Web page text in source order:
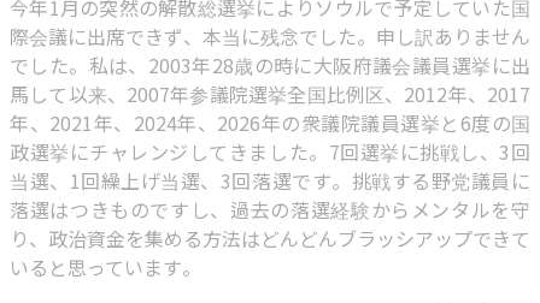
今年1月の突然の解散総選挙によりソウルで予定していた国
際会議に出席できず、本当に残念でした。申し訳ありません
でした。私は、2003年28歳の時に大阪府議会議員選挙に出
馬して以来、2007年参議院選挙全国比例区、2012年、2017
年、2021年、2024年、2026年の衆議院議員選挙と6度の国
政選挙にチャレンジしてきました。7回選挙に挑戦し、3回
当選、1回繰上げ当選、3回落選です。挑戦する野党議員に
落選はつきものですし、過去の落選経験からメンタルを守
り、政治資金を集める方法はどんどんブラッシアップできて
いると思っています。